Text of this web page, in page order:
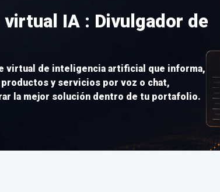
virtual IA : Divulgador de
virtual de inteligencia artificial que informa,
y servicios por voz o chat,
la mejor solución dentro de tu portafolio.